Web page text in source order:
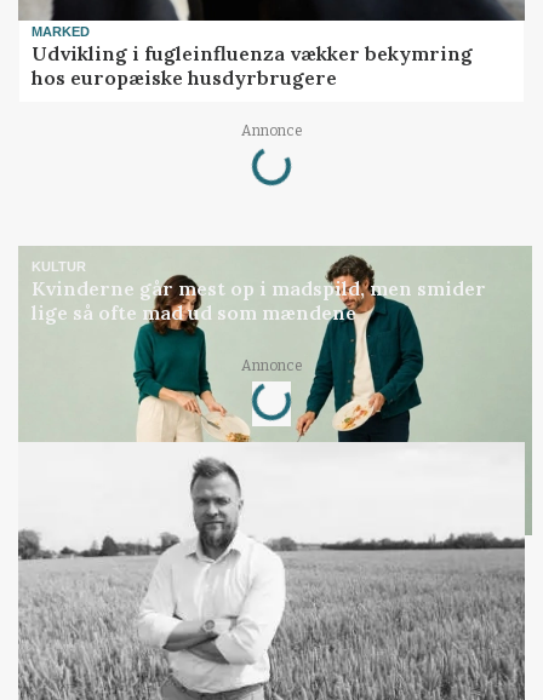
MARKED
Udvikling i fugleinfluenza vækker bekymring
hos europæiske husdyrbrugere
Annonce
Loading...
KULTUR
Kvinderne går mest op i madspild, men smider
lige så ofte mad ud som mændene
Annonce
Loading...